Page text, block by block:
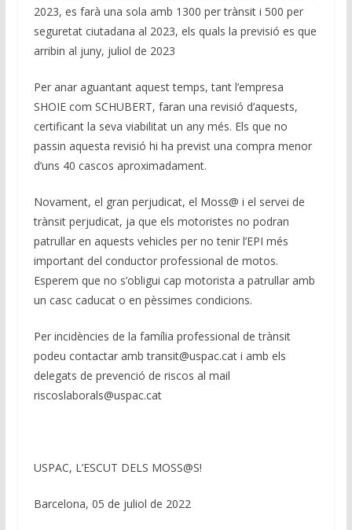
2023, es farà una sola amb 1300 per trànsit i 500 per
seguretat ciutadana al 2023, els quals la previsió es que
arribin al juny, juliol de 2023
Per anar aguantant aquest temps, tant l’empresa
SHOIE com SCHUBERT, faran una revisió d’aquests,
certificant la seva viabilitat un any més. Els que no
passin aquesta revisió hi ha previst una compra menor
d’uns 40 cascos aproximadament.
Novament, el gran perjudicat, el Moss@ i el servei de
trànsit perjudicat, ja que els motoristes no podran
patrullar en aquests vehicles per no tenir l’EPI més
important del conductor professional de motos.
Esperem que no s’obligui cap motorista a patrullar amb
un casc caducat o en pèssimes condicions.
Per incidències de la família professional de trànsit
podeu contactar amb transit@uspac.cat i amb els
delegats de prevenció de riscos al mail
riscoslaborals@uspac.cat
USPAC, L’ESCUT DELS MOSS@S!
Barcelona, 05 de juliol de 2022